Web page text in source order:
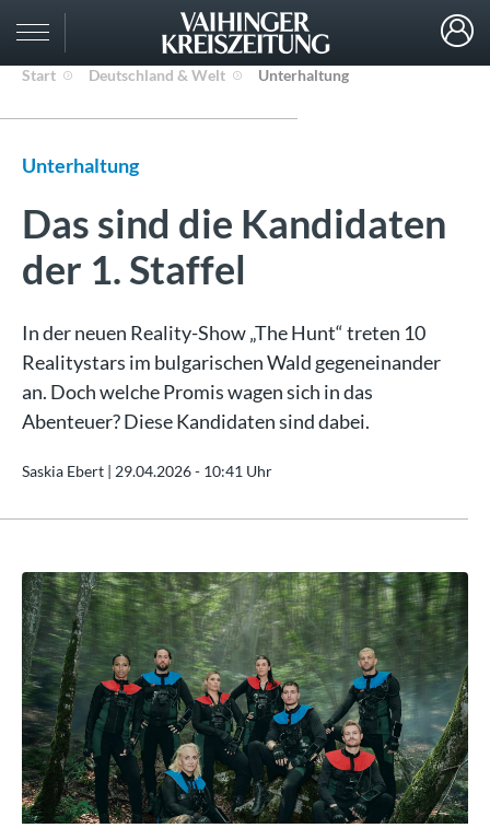
Start Deutschland & Welt Unterhaltung
Unterhaltung
Das sind die Kandidaten
der 1. Staffel
In der neuen Reality-Show „The Hunt“ treten 10
Realitystars im bulgarischen Wald gegeneinander
an. Doch welche Promis wagen sich in das
Abenteuer? Diese Kandidaten sind dabei.
Saskia Ebert | 29.04.2026 - 10:41 Uhr